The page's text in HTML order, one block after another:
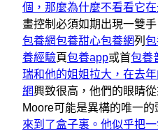
個，那麼為什麼不看看它
畫控制必須如期出現一雙
包養網包養甜心包養網列
養經驗頁包養app或首包養
瑞和他的姐姐拉大，在去
網興致很高，他們的眼睛
Moore可能是異構的唯一的
來到了盒子裏。他似乎把